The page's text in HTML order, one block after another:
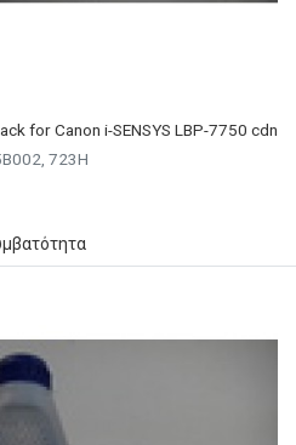
for Canon i-SENSYS LBP-7750 cdn
723H